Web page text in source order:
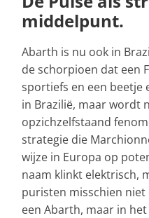
middelpunt.
Abarth is nu ook in
de schorpioen dat een
sportiefs en een beetje
in Brazilië, maar wordt
opzichzelfstaand
strategie die
wijze in Europa op
naam klinkt elektrisch,
puristen misschien
een Abarth, maar in